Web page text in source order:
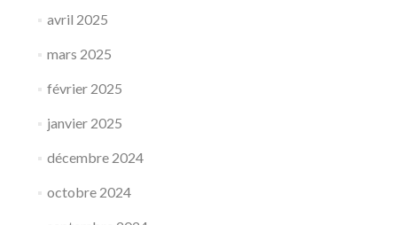
avril 2025
mars 2025
février 2025
janvier 2025
décembre 2024
octobre 2024